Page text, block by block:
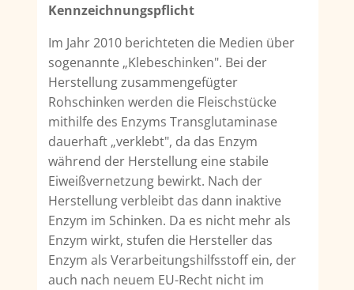
Kennzeichnungspflicht
Im Jahr 2010 berichteten die Medien über
sogenannte „Klebeschinken". Bei der
Herstellung zusammengefügter
Rohschinken werden die Fleischstücke
mithilfe des Enzyms Transglutaminase
dauerhaft „verklebt", da das Enzym
während der Herstellung eine stabile
Eiweißvernetzung bewirkt. Nach der
Herstellung verbleibt das dann inaktive
Enzym im Schinken. Da es nicht mehr als
Enzym wirkt, stufen die Hersteller das
Enzym als Verarbeitungshilfsstoff ein, der
auch nach neuem EU-Recht nicht im